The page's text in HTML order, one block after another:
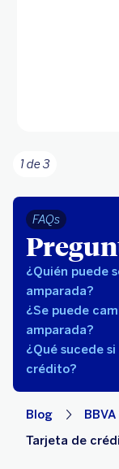
1 de 3
FAQs
¿Quién puede
amparada?
¿Se puede
amparada?
¿Qué sucede
crédito?
Blog
Tarjeta de